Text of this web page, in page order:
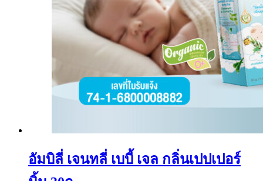
อัมบิลี่ เจนทลี่ เบบี้ เจล กลิ่นเปปเปอร์